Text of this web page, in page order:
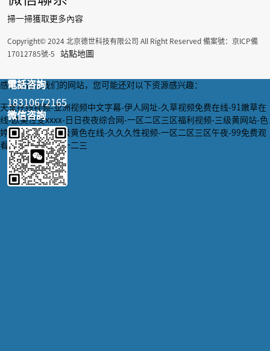
掃一掃獲取更多內容
Copyright© 2024 北京德世科技有限公司 All Right Reserved 備案號： 京ICP備
17012785號-5
站點地圖
電話咨詢
18310672165
微信咨詢
電話咨詢
18310672165
微信咨詢
感谢您访问我们的网站，您可能还对以下资源感兴趣：
天堂在线视频-亚洲视频中文字幕-伊人网址-久草视频免费在线-91嫩草在
线-欧美性受xxxx-日日夜夜综合网-一区二区三区福利视频-三级黄网站-色
婷婷综合久久-三级黄色在线-久久久性视频-一区二区三区午夜-99免费观
看视频-亚洲成人一二三